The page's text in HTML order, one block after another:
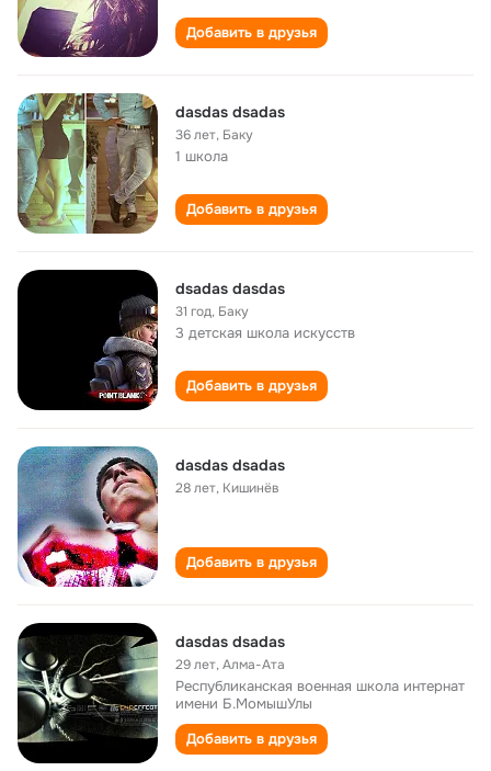
Добавить в друзья
dasdas dsadas
36 лет, Баку
1 школа
Добавить в друзья
dsadas dasdas
31 год, Баку
3 детская школа искусств
Добавить в друзья
dasdas dsadas
28 лет, Кишинёв
Добавить в друзья
dasdas dsadas
29 лет,Алма-Ата
Республиканская военная школа интернат
имени Б.МомышУлы
Добавить в друзья